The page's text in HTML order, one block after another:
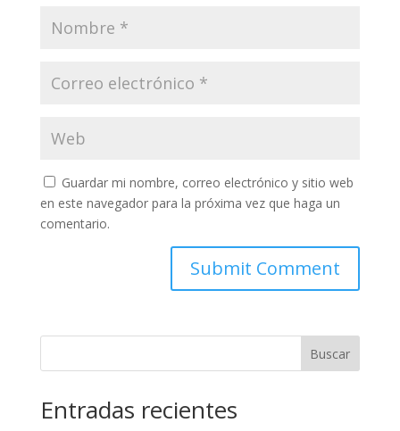
Guardar mi nombre, correo electrónico y sitio web
en este navegador para la próxima vez que haga un
comentario.
Buscar
Entradas recientes